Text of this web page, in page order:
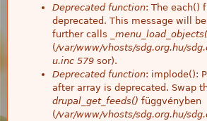
Deprecated function: The each()
deprecated. This message will
further calls
(/var/www/vhosts/sdg.org.hu/
u.inc 579 sor).
Deprecated function: implode():
after array is deprecated. Swap
drupal_get_feeds() függvényben
(/var/www/vhosts/sdg.org.hu/